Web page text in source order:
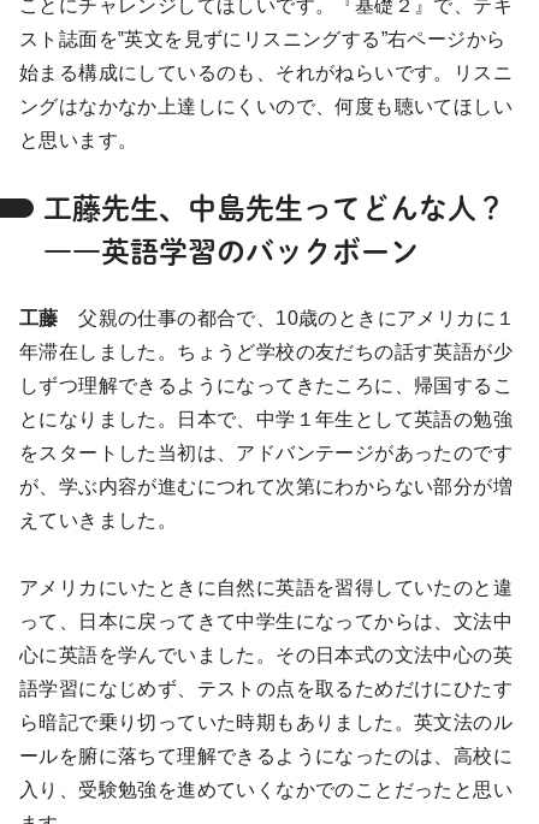
ことにチャレンジしてほしいです。『基礎２』で、テキ
スト誌面を‟英文を見ずにリスニングする”右ページから
始まる構成にしているのも、それがねらいです。リスニ
ングはなかなか上達しにくいので、何度も聴いてほしい
と思います。
工藤先生、中島先生ってどんな人？
――英語学習のバックボーン
工藤 父親の仕事の都合で、10歳のときにアメリカに１
年滞在しました。ちょうど学校の友だちの話す英語が少
しずつ理解できるようになってきたころに、帰国するこ
とになりました。日本で、中学１年生として英語の勉強
をスタートした当初は、アドバンテージがあったのです
が、学ぶ内容が進むにつれて次第にわからない部分が増
えていきました。
アメリカにいたときに自然に英語を習得していたのと違
って、日本に戻ってきて中学生になってからは、文法中
心に英語を学んでいました。その日本式の文法中心の英
語学習になじめず、テストの点を取るためだけにひたす
ら暗記で乗り切っていた時期もありました。英文法のル
ールを腑に落ちて理解できるようになったのは、高校に
入り、受験勉強を進めていくなかでのことだったと思い